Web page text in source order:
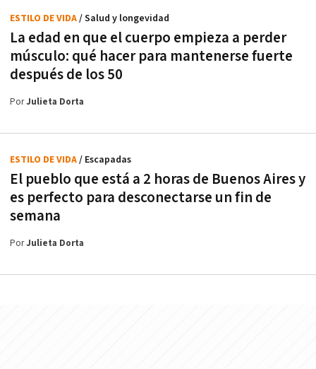
La edad en que el cuerpo empieza a perder
músculo: qué hacer para mantenerse fuerte
después de los 50
ESTILO DE VIDA/ Salud y longevidad
PorJulieta Dorta
El pueblo que está a 2 horas de Buenos Aires y
es perfecto para desconectarse un fin de
semana
ESTILO DE VIDA/ Escapadas
PorJulieta Dorta